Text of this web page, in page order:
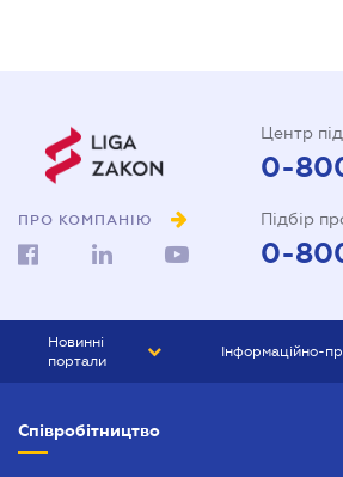
ПРО КОМПАНІЮ
Центр
0-
Підбір
0-
Новинні
портали
БІЗНЕС
Інформаційно-
Співробітництво